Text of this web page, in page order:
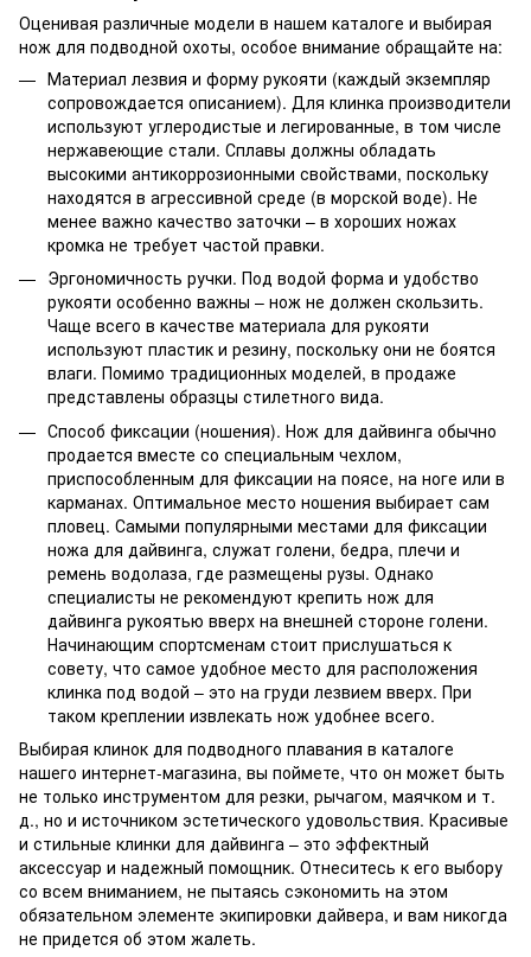
Оценивая различные модели в нашем каталоге и выбирая
нож для подводной охоты, особое внимание обращайте на:
Материал лезвия и форму рукояти (каждый экземпляр
сопровождается описанием). Для клинка производители
используют углеродистые и легированные, в том числе
нержавеющие стали. Сплавы должны обладать
высокими антикоррозионными свойствами, поскольку
находятся в агрессивной среде (в морской воде). Не
менее важно качество заточки – в хороших ножах
кромка не требует частой правки.
Эргономичность ручки. Под водой форма и удобство
рукояти особенно важны – нож не должен скользить.
Чаще всего в качестве материала для рукояти
используют пластик и резину, поскольку они не боятся
влаги. Помимо традиционных моделей, в продаже
представлены образцы стилетного вида.
Способ фиксации (ношения). Нож для дайвинга обычно
продается вместе со специальным чехлом,
приспособленным для фиксации на поясе, на ноге или в
карманах. Оптимальное место ношения выбирает сам
пловец. Самыми популярными местами для фиксации
ножа для дайвинга, служат голени, бедра, плечи и
ремень водолаза, где размещены рузы. Однако
специалисты не рекомендуют крепить нож для
дайвинга рукоятью вверх на внешней стороне голени.
Начинающим спортсменам стоит прислушаться к
совету, что самое удобное место для расположения
клинка под водой – это на груди лезвием вверх. При
таком креплении извлекать нож удобнее всего.
Выбирая клинок для подводного плавания в каталоге
нашего интернет-магазина, вы поймете, что он может быть
не только инструментом для резки, рычагом, маячком и т.
д., но и источником эстетического удовольствия. Красивые
и стильные клинки для дайвинга – это эффектный
аксессуар и надежный помощник. Отнеситесь к его выбору
со всем вниманием, не пытаясь сэкономить на этом
обязательном элементе экипировки дайвера, и вам никогда
не придется об этом жалеть.